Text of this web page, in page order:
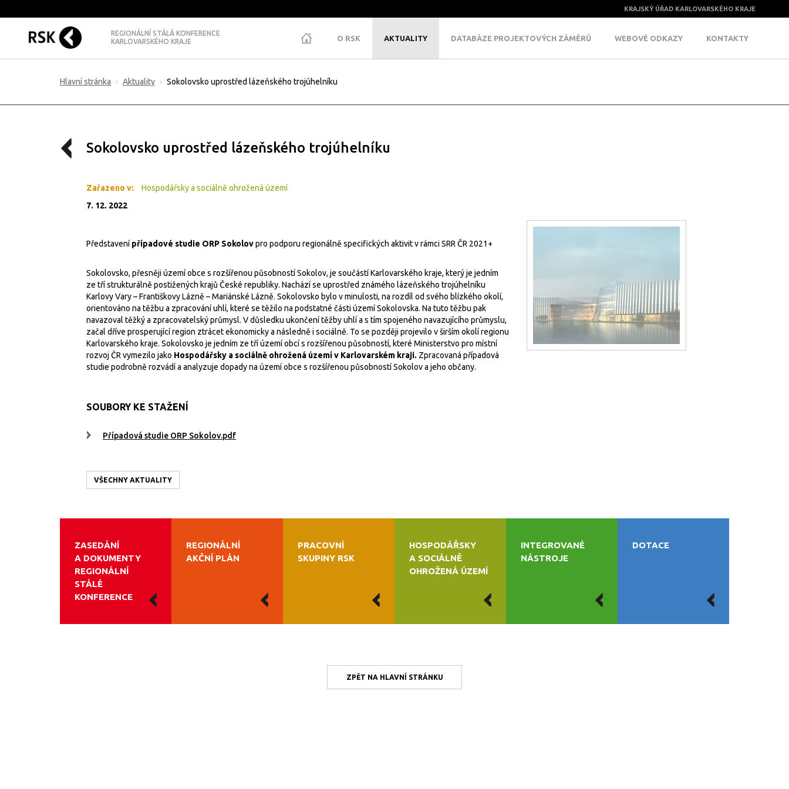
KRAJSKÝ ÚŘAD KARLOVARSKÉHO KRAJE
REGIONÁLNÍ STÁLÁ KONFERENCE
KARLOVARSKÉHO KRAJE
O RSK AKTUALITY DATABÁZE PROJEKTOVÝCH ZÁMĚRŮ WEBOVÉ ODKAZY KONTAKTY
Hlavní stránka Aktuality Sokolovsko uprostřed lázeňského trojúhelníku
Sokolovsko uprostřed lázeňského trojúhelníku
Zařazeno v:
Hospodářsky a sociálně ohrožená území
7. 12. 2022
Představení případové studie ORP Sokolovpro podporu regionálně specifických aktivit v rámci SRR ČR 2021+
Sokolovsko, přesněji území obce s rozšířenou působností Sokolov, je součástí Karlovarského kraje, který je jedním
ze tří strukturálně postižených krajů České republiky. Nachází se uprostřed známého lázeňského trojúhelníku
Karlovy Vary – Františkovy Lázně – Mariánské Lázně. Sokolovsko bylo v minulosti, na rozdíl od svého blízkého okolí,
orientováno na těžbu a zpracování uhlí, které se těžilo na podstatné části území Sokolovska. Na tuto těžbu pak
navazoval těžký a zpracovatelský průmysl. V důsledku ukončení těžby uhlí a s tím spojeného navazujícího průmyslu,
začal dříve prosperující region ztrácet ekonomicky a následně i sociálně. To se později projevilo v širším okolí regionu
Karlovarského kraje. Sokolovsko je jedním ze tří území obcí s rozšířenou působností, které Ministerstvo pro místní
rozvoj ČR vymezilo jako Hospodářsky a sociálně ohrožená území v Karlovarském kraji. Zpracovaná případová
studie podrobně rozvádí a analyzuje dopady na území obce s rozšířenou působností Sokolov a jeho občany.
SOUBORY KE STAŽENÍ
Případová studie ORP Sokolov.pdf
VŠECHNY AKTUALITY
ZASEDÁNÍ
A DOKUMENTY
REGIONÁLNÍ
STÁLÉ
KONFERENCE
REGIONÁLNÍ
AKČNÍ PLÁN
PRACOVNÍ
SKUPINY RSK
HOSPODÁŘSKY
A SOCIÁLNĚ
OHROŽENÁ ÚZEMÍ
INTEGROVANÉ
NÁSTROJE
DOTACE
ZPĚT NA HLAVNÍ STRÁNKU